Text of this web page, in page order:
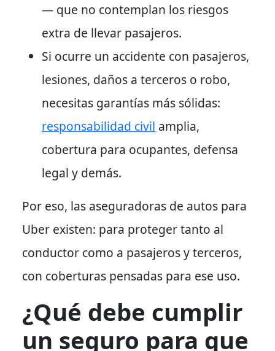
— que no contemplan los riesgos
extra de llevar pasajeros.
Si ocurre un accidente con pasajeros,
lesiones, daños a terceros o robo,
necesitas garantías más sólidas:
responsabilidad civil amplia,
cobertura para ocupantes, defensa
legal y demás.
Por eso, las aseguradoras de autos para
Uber existen: para proteger tanto al
conductor como a pasajeros y terceros,
con coberturas pensadas para ese uso.
¿Qué debe cumplir
un seguro para que